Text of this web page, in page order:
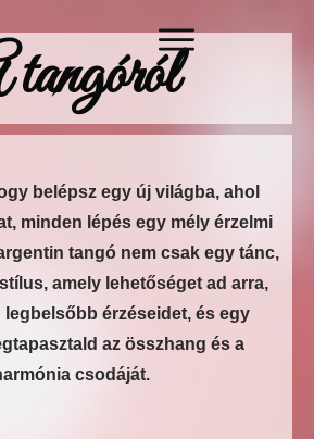
belépsz egy új világba, ahol
minden lépés egy mély érzelmi
tangó nem csak egy tánc,
amely lehetőséget ad arra,
legbelsőbb érzéseidet, és egy
az összhang és a
csodáját.